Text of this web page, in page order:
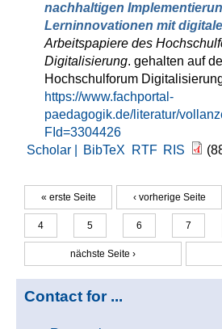
nachhaltigen
Lerninnovationen mit
Arbeitspapiere des
Digitalisierung. gehalten auf
Hochschulforum
https://www.fachportal-
paedagogik.de/literatur/
FId=3304426
Scholar |
BibTeX RTF RIS
Seiten
« erste Seite ‹ vorherige Seite
4 5 6 7
nächste Seite ›
Contact for ...